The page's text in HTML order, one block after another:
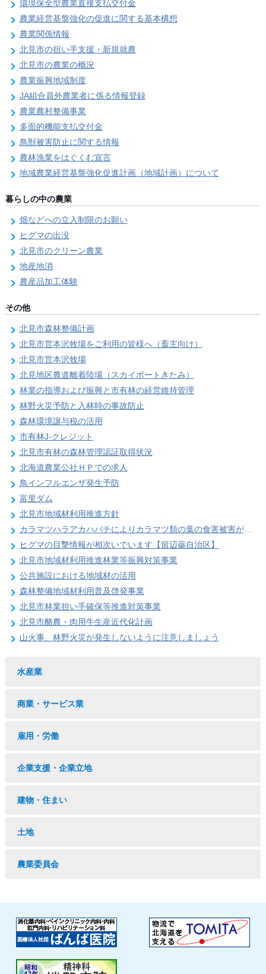
環境保全型農業直接支払交付金
農業経営基盤強化の促進に関する基本構想
農業関係情報
北見市の担い手支援・新規就農
北見市の農業の概況
農業振興地域制度
JA組合員外農業者に係る情報登録
農業農村整備事業
多面的機能支払交付金
鳥獣被害防止に関する情報
農林漁業をはぐくむ宣言
地域農業経営基盤強化促進計画（地域計画）について
暮らしの中の農業
畑などへの立入制限のお願い
ヒグマの出没
北見市のクリーン農業
地産地消
農産品加工体験
その他
北見市森林整備計画
北見市営本沢牧場をご利用の皆様へ（畜主向け）
北見市営本沢牧場
北見地区農道離着陸場（スカイポートきたみ）
林業の指導および振興と市有林の経営維持管理
林野火災予防と入林時の事故防止
森林環境譲与税の活用
市有林J-クレジット
北見市有林の森林管理認証取得状況
北海道農業公社ＨＰでの求人
鳥インフルエンザ発生予防
富里ダム
北見市地域材利用推進方針
カラマツハラアカハバチによりカラマツ類の葉の食害被害が発生することがあります
ヒグマの目撃情報が相次いでいます【留辺蘂自治区】
北見市地域材利用推進林業等振興対策事業
公共施設における地域材の活用
森林整備地域材利用普及啓発事業
北見市林業担い手確保等推進対策事業
北見市酪農・肉用牛生産近代化計画
山火事、林野火災が発生しないように注意しましょう
水産業
商業・サービス業
雇用・労働
企業支援・企業立地
建物・住まい
土地
農業委員会